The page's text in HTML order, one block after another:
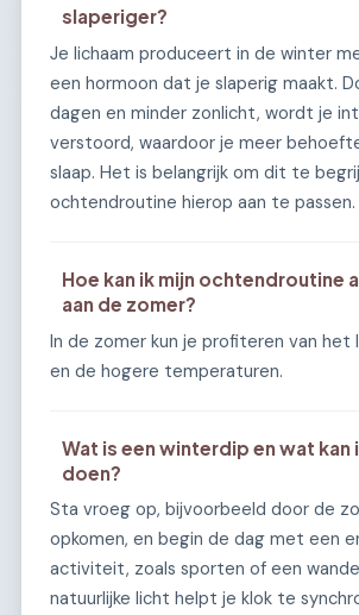
slaperiger?
Je lichaam produceert in de winter
een hormoon dat je slaperig maakt.
dagen en minder zonlicht, wordt je
verstoord, waardoor je meer
slaap. Het is belangrijk om dit te
ochtendroutine hierop aan te passen.
Hoe kan ik mijn ochtendroutine
aan de zomer?
In de zomer kun je profiteren van het
en de hogere temperaturen.
Wat is een winterdip en wat kan
doen?
Sta vroeg op, bijvoorbeeld door de
opkomen, en begin de dag met een
activiteit, zoals sporten of een
natuurlijke licht helpt je klok te